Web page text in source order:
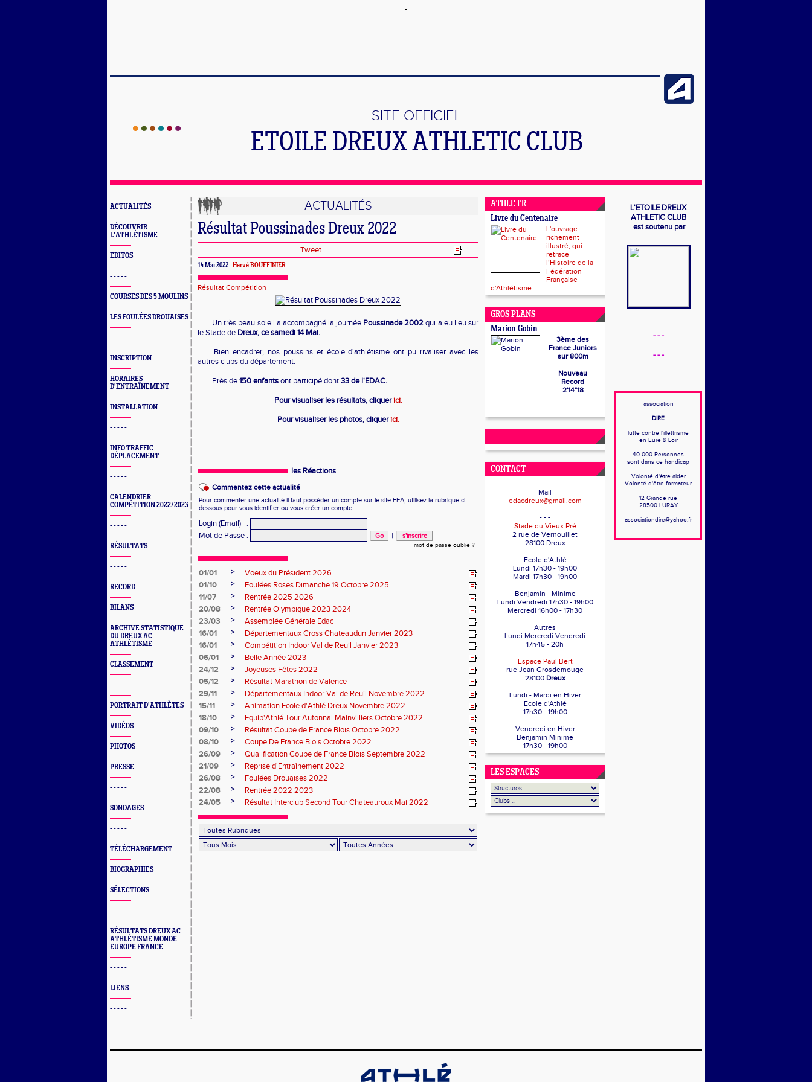
SITE OFFICIEL
ETOILE DREUX ATHLETIC CLUB
ACTUALITÉS
DÉCOUVRIR
L'ATHLÉTISME
EDITOS
- - - - -
COURSES DES 5 MOULINS
LES FOULÉES DROUAISES
- - - - -
INSCRIPTION
HORAIRES
D'ENTRAÎNEMENT
INSTALLATION
- - - - -
INFO TRAFFIC
DÉPLACEMENT
- - - - -
CALENDRIER
COMPÉTITION 2022/2023
- - - - -
RÉSULTATS
- - - - -
RECORD
BILANS
ARCHIVE STATISTIQUE
DU DREUX AC
ATHLÉTISME
CLASSEMENT
- - - - -
PORTRAIT D'ATHLÈTES
VIDÉOS
PHOTOS
PRESSE
- - - - -
SONDAGES
- - - - -
TÉLÉCHARGEMENT
BIOGRAPHIES
SÉLECTIONS
- - - - -
RÉSULTATS DREUX AC
ATHLÉTISME MONDE
EUROPE FRANCE
- - - - -
LIENS
- - - - -
ACTUALITÉS
Résultat Poussinades Dreux 2022
Tweet
14 Mai 2022 -Hervé BOUFFINIER
Résultat Compétition
Un très beau soleil a accompagné la journée Poussinade 2002qui a eu lieu sur
le Stade de Dreux, ce samedi 14 Mai.
Bien encadrer, nos poussins et école d'athlétisme ont pu rivaliser avec les
autres clubs du département.
Près de150 enfantsont participé dont33 de l'EDAC.
Pour visualiser les résultats, cliquerici.
Pour visualiser les photos, cliquerici.
les Réactions
Commentez cette actualité
Pour commenter une actualité il faut posséder un compte sur le site FFA, utilisez la rubrique ci-
dessous pour vous identifier ou vous créer un compte.
Login (Email)
:
Mot de Passe : |
mot de passe oublié ?
01/01 >
Voeux du Président 2026
01/10
>
Foulées Roses Dimanche 19 Octobre 2025
11/07
>
Rentrée 2025 2026
20/08
>
Rentrée Olympique 2023 2024
23/03
>
Assemblée Générale Edac
16/01
>
Départementaux Cross Chateaudun Janvier 2023
16/01
>
Compétition Indoor Val de Reuil Janvier 2023
06/01
>
Belle Année 2023
24/12
>
Joyeuses Fêtes 2022
05/12
>
Résultat Marathon de Valence
29/11
>
Départementaux Indoor Val de Reuil Novembre 2022
15/11
>
Animation Ecole d'Athlé Dreux Novembre 2022
18/10
>
Equip'Athlé Tour Autonnal Mainvilliers Octobre 2022
09/10
>
Résultat Coupe de France Blois Octobre 2022
08/10
>
Coupe De France Blois Octobre 2022
26/09
>
Qualification Coupe de France Blois Septembre 2022
21/09
>
Reprise d'Entraînement 2022
26/08
>
Foulées Drouaises 2022
22/08
>
Rentrée 2022 2023
24/05
> Résultat Interclub Second Tour Chateauroux Mai 2022
ATHLE.FR
Livre du Centenaire
L'ouvrage
richement
illustré, qui
retrace
l’Histoire de la
Fédération
Française
d'Athlétisme.
GROS PLANS
Marion Gobin
3ème des
France Juniors
sur 800m
Nouveau
Record
2'14"18
CONTACT
Mail
edacdreux@gmail.com
- - -
Stade du Vieux Pré
2 rue de Vernouillet
28100 Dreux
Ecole d'Athlé
Lundi 17h30 - 19h00
Mardi 17h30 - 19h00
Benjamin - Minime
Lundi Vendredi 17h30 - 19h00
Mercredi 16h00 - 17h30
Autres
Lundi Mercredi Vendredi
17h45 - 20h
- - -
Espace Paul Bert
rue Jean Grosdemouge
28100 Dreux
Lundi - Mardi en Hiver
Ecole d'Athlé
17h30 - 19h00
Vendredi en Hiver
Benjamin Minime
17h30 - 19h00
LES ESPACES
L'ETOILE DREUX
ATHLETIC CLUB
est soutenu par
- - -
- - -
association
DIRE
lutte contre l'illettrisme
en Eure & Loir
40 000 Personnes
sont dans ce handicap
Volonté d'être aider
Volonté d'être formateur
12 Grande rue
28500 LURAY
associationdire@yahoo.fr